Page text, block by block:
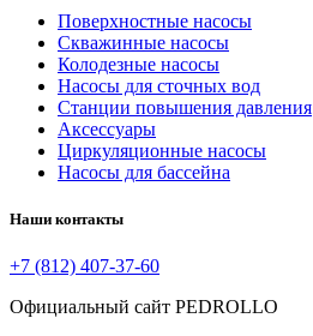
Поверхностные насосы
Скважинные насосы
Колодезные насосы
Насосы для сточных вод
Станции повышения давления
Аксессуары
Циркуляционные насосы
Насосы для бассейна
Наши контакты
+7 (812) 407-37-60
Официальный сайт PEDROLLO